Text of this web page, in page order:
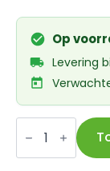
Op
Levering
SA
tandwiel
verdiept